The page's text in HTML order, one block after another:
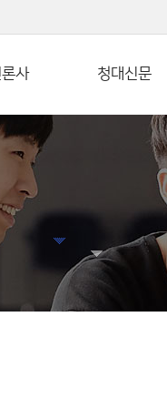
사 청대신문